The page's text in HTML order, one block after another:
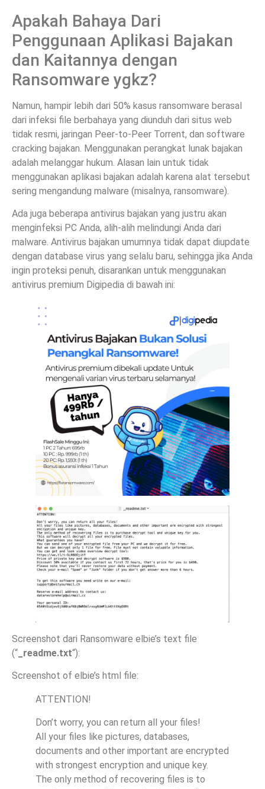
Apakah Bahaya Dari
Penggunaan Aplikasi Bajakan
dan Kaitannya dengan
Ransomware ygkz?
Namun, hampir lebih dari 50% kasus ransomware berasal
dari infeksi file berbahaya yang diunduh dari situs web
tidak resmi, jaringan Peer-to-Peer Torrent, dan software
cracking bajakan. Menggunakan perangkat lunak bajakan
adalah melanggar hukum. Alasan lain untuk tidak
menggunakan aplikasi bajakan adalah karena alat tersebut
sering mengandung malware (misalnya, ransomware).
Ada juga beberapa antivirus bajakan yang justru akan
menginfeksi PC Anda, alih-alih melindungi Anda dari
malware. Antivirus bajakan umumnya tidak dapat diupdate
dengan database virus yang selalu baru, sehingga jika Anda
ingin proteksi penuh, disarankan untuk menggunakan
antivirus premium Digipedia di bawah ini:
Screenshot dari Ransomware elbie’s text file
(“ _readme.txt“):
Screenshot of elbie’s html file:
ATTENTION!
Don’t worry, you can return all your files!
All your files like pictures, databases,
documents and other important are encrypted
with strongest encryption and unique key.
The only method of recovering files is to